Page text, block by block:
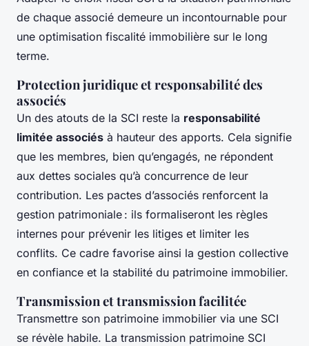
de chaque associé demeure un incontournable pour
une optimisation fiscalité immobilière sur le long
terme.
Protection juridique et responsabilité des
associés
Un des atouts de la SCI reste la responsabilité
limitée associés à hauteur des apports. Cela signifie
que les membres, bien qu’engagés, ne répondent
aux dettes sociales qu’à concurrence de leur
contribution. Les pactes d’associés renforcent la
gestion patrimoniale : ils formaliseront les règles
internes pour prévenir les litiges et limiter les
conflits. Ce cadre favorise ainsi la gestion collective
en confiance et la stabilité du patrimoine immobilier.
Transmission et transmission facilitée
Transmettre son patrimoine immobilier via une SCI
se révèle habile. La transmission patrimoine SCI